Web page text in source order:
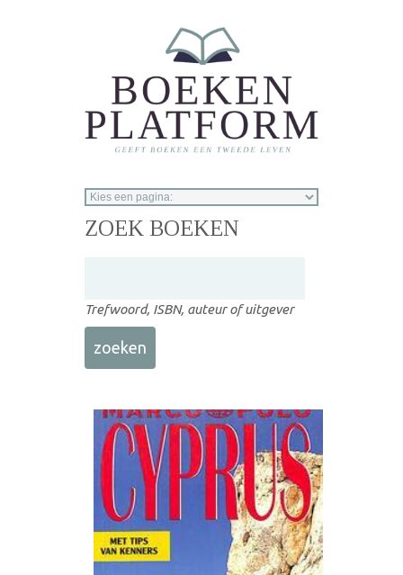
ZOEK BOEKEN
Trefwoord, ISBN, auteur of uitgever